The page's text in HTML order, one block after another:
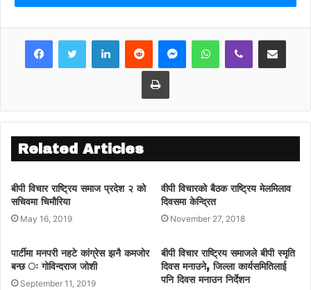
LinkedInReddit MessengerWhatsAppViber Share via Email
Print
Related Articles
बीपी विचार राष्ट्रिय समाज प्रदेश २ को
सचिवमा चिमौरिया
May 16, 2019
वीपी विचारको बैठक राष्ट्रिय मेलमिलाव
दिवसमा केन्द्रित
November 27, 2018
पार्टीमा मनपरी नहटे कांग्रेस झनै कमजोर
बन्छ ः गोविन्दराज जोशी
September 11, 2019
बीपी विचार राष्ट्रिय समाजले बीपी स्मृति
दिवस मनाउने, जिल्ला कार्यसमितिलाई
पनि दिवस मनाउन निर्देशन